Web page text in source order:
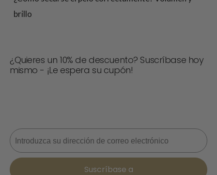
brillo
¿Quieres un 10% de descuento? Suscríbase hoy
mismo - ¡Le espera su cupón!
Correo electrónico
Suscríbase a